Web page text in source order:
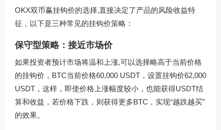
OKX双币赢挂钩价的选择,直接决定了产品的风险收益特
征，以下是三种常见的挂钩价策略：
保守型策略：接近市场价
如果投资者预计市场将温和上涨,可以选择略高于当前价格
的挂钩价，BTC当前价格60,000 USDT，设置挂钩价62,000
USDT，这样，即使价格上涨幅度较小，也能获得USDT结
算和收益，若价格下跌，则获得更多BTC，实现“越跌越买”
的效果。